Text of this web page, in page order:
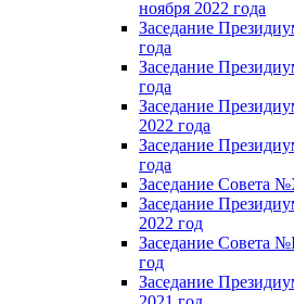
ноября 2022 года
Заседание
года
Заседание
года
Заседание
2022 года
Заседание
года
Заседание Совета
Заседание
2022 год
Заседание Совета
год
Заседание